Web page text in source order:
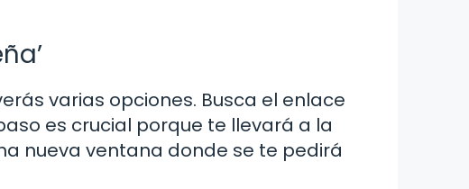
varias opciones. Busca el enlace
es crucial porque te llevará a la
nueva ventana donde se te pedirá